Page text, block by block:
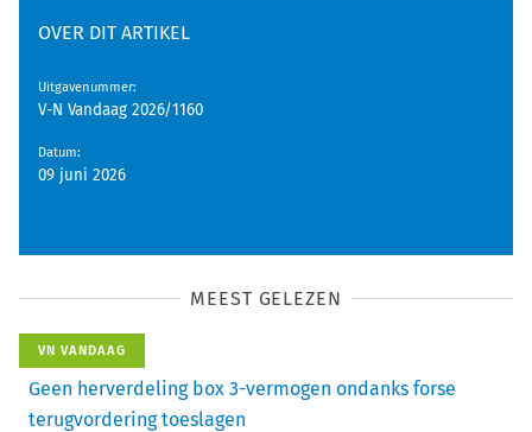
OVER DIT ARTIKEL
Uitgavenummer:
V-N Vandaag 2026/1160
Datum:
09 juni 2026
MEEST GELEZEN
VN VANDAAG
Geen herverdeling box 3-vermogen ondanks forse
terugvordering toeslagen